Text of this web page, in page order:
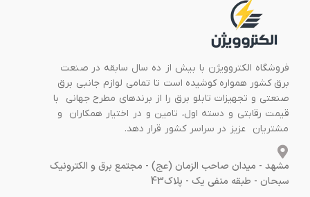
فروشگاه الکتروویژن با بیش از ده سال سابقه در صنعت
برق کشور همواره کوشیده است تا تمامی لوازم جانبی برق
صنعتی و تجهیزات تابلو برق را از برندهای مطرح جهانی با
قیمت رقابتی و دسته اول، تامین و در اختیار همکاران و
مشتریان عزیز در سراسر کشور قرار دهد.
مشهد - میدان صاحب الزمان (عج) - مجتمع برق و الکترونیک
سبحان - طبقه منفی یک - پلاک43